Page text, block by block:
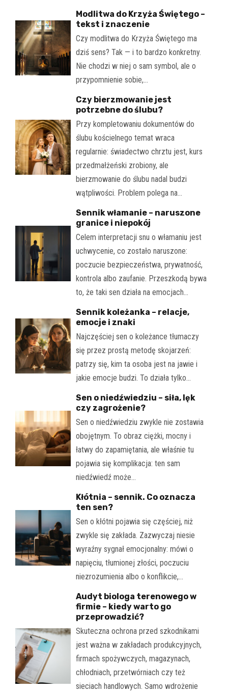
Modlitwa do Krzyża Świętego –
tekst i znaczenie
Czy modlitwa do Krzyża Świętego ma
dziś sens? Tak — i to bardzo konkretny.
Nie chodzi w niej o sam symbol, ale o
przypomnienie sobie,…
Czy bierzmowanie jest
potrzebne do ślubu?
Przy kompletowaniu dokumentów do
ślubu kościelnego temat wraca
regularnie: świadectwo chrztu jest, kurs
przedmałżeński zrobiony, ale
bierzmowanie do ślubu nadal budzi
wątpliwości. Problem polega na…
Sennik włamanie – naruszone
granice i niepokój
Celem interpretacji snu o włamaniu jest
uchwycenie, co zostało naruszone:
poczucie bezpieczeństwa, prywatność,
kontrola albo zaufanie. Przeszkodą bywa
to, że taki sen działa na emocjach…
Sennik koleżanka – relacje,
emocje i znaki
Najczęściej sen o koleżance tłumaczy
się przez prostą metodę skojarzeń:
patrzy się, kim ta osoba jest na jawie i
jakie emocje budzi. To działa tylko…
Sen o niedźwiedziu – siła, lęk
czy zagrożenie?
Sen o niedźwiedziu zwykle nie zostawia
obojętnym. To obraz ciężki, mocny i
łatwy do zapamiętania, ale właśnie tu
pojawia się komplikacja: ten sam
niedźwiedź może…
Kłótnia – sennik. Co oznacza
ten sen?
Sen o kłótni pojawia się częściej, niż
zwykle się zakłada. Zazwyczaj niesie
wyraźny sygnał emocjonalny: mówi o
napięciu, tłumionej złości, poczuciu
niezrozumienia albo o konflikcie,…
Audyt biologa terenowego w
firmie – kiedy warto go
przeprowadzić?
Skuteczna ochrona przed szkodnikami
jest ważna w zakładach produkcyjnych,
firmach spożywczych, magazynach,
chłodniach, przetwórniach czy też
sieciach handlowych. Samo wdrożenie